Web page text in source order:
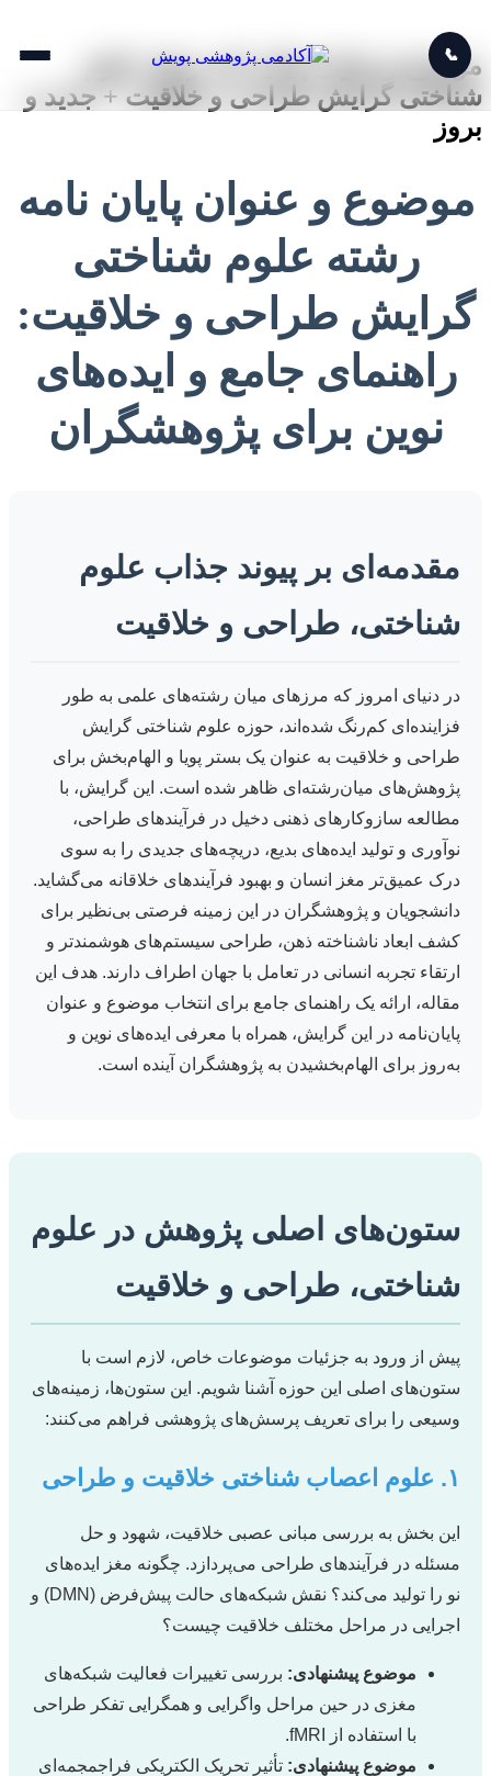
📞
موضوع و عنوان پایان نامه رشته علوم
شناختی گرایش طراحی و خلاقیت + جدید و
بروز
موضوع و عنوان پایان نامه
رشته علوم شناختی
گرایش طراحی و خلاقیت:
راهنمای جامع و ایده‌های
نوین برای پژوهشگران
مقدمه‌ای بر پیوند جذاب علوم
شناختی، طراحی و خلاقیت
در دنیای امروز که مرزهای میان رشته‌های علمی به طور
فزاینده‌ای کم‌رنگ شده‌اند، حوزه علوم شناختی گرایش
طراحی و خلاقیت به عنوان یک بستر پویا و الهام‌بخش برای
پژوهش‌های میان‌رشته‌ای ظاهر شده است. این گرایش، با
مطالعه سازوکارهای ذهنی دخیل در فرآیندهای طراحی،
نوآوری و تولید ایده‌های بدیع، دریچه‌های جدیدی را به سوی
درک عمیق‌تر مغز انسان و بهبود فرآیندهای خلاقانه می‌گشاید.
دانشجویان و پژوهشگران در این زمینه فرصتی بی‌نظیر برای
کشف ابعاد ناشناخته ذهن، طراحی سیستم‌های هوشمندتر و
ارتقاء تجربه انسانی در تعامل با جهان اطراف دارند. هدف این
مقاله، ارائه یک راهنمای جامع برای انتخاب موضوع و عنوان
پایان‌نامه در این گرایش، همراه با معرفی ایده‌های نوین و
به‌روز برای الهام‌بخشیدن به پژوهشگران آینده است.
ستون‌های اصلی پژوهش در علوم
شناختی، طراحی و خلاقیت
پیش از ورود به جزئیات موضوعات خاص، لازم است با
ستون‌های اصلی این حوزه آشنا شویم. این ستون‌ها، زمینه‌های
وسیعی را برای تعریف پرسش‌های پژوهشی فراهم می‌کنند:
۱. علوم اعصاب شناختی خلاقیت و طراحی
این بخش به بررسی مبانی عصبی خلاقیت، شهود و حل
مسئله در فرآیندهای طراحی می‌پردازد. چگونه مغز ایده‌های
نو را تولید می‌کند؟ نقش شبکه‌های حالت پیش‌فرض (DMN) و
اجرایی در مراحل مختلف خلاقیت چیست؟
موضوع پیشنهادی: بررسی تغییرات فعالیت شبکه‌های
مغزی در حین مراحل واگرایی و همگرایی تفکر طراحی
با استفاده از fMRI.
موضوع پیشنهادی: تأثیر تحریک الکتریکی فراجمجمه‌ای